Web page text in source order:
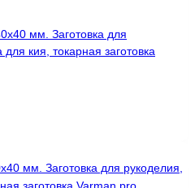
мм. Заготовка для
для кия, токарная заготовка